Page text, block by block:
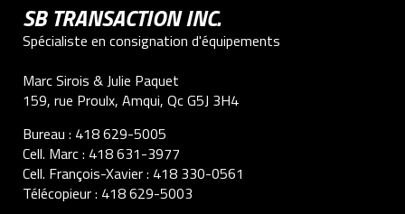
SB TRANSACTION INC.
Spécialiste en consignation d'équipements
Marc Sirois & Julie Paquet
159, rue Proulx, Amqui, Qc G5J 3H4
Bureau : 418 629-5005
Cell. Marc : 418 631-3977
Cell. François-Xavier : 418 330-0561
Télécopieur : 418 629-5003